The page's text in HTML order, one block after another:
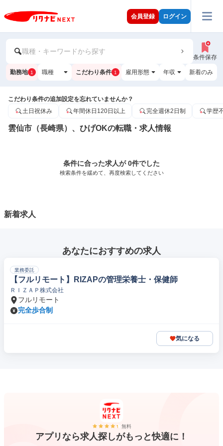
会員登録 ログイン
職種・キーワードから探す
条件保存
勤務地 1 職種 こだわり条件 1 雇用形態 年収 新着のみ
こだわり条件の追加設定を忘れていませんか？
土日祝休み
年間休日120日以上 完全週休2日制 学歴
雲仙市（長崎県）、ひげOKの転職・求人情報
条件に合った求人が 0件でした
検索条件を緩めて、再度検索してください
新着求人
あなたにおすすめの求人
業務委託
【フルリモート】RIZAPの管理栄養士・保健師
ＲＩＺＡＰ株式会社
フルリモート
完全歩合制
気になる
無料
アプリなら求人探しがもっと快適に！